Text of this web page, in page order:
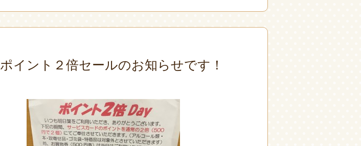
ポイント２倍セールのお知らせです！